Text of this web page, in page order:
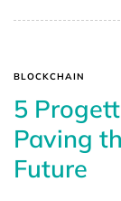
BLOCKCHAIN
5
Paving
Future